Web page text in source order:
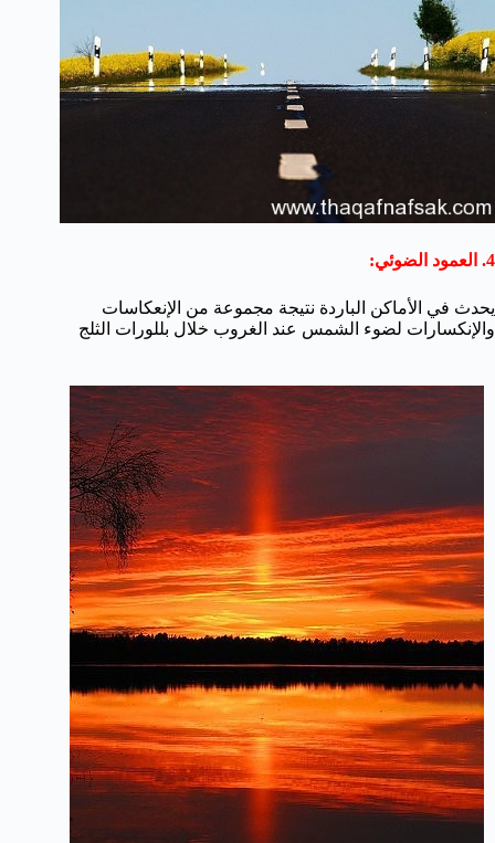
4. العمود الضوئي:
يحدث في الأماكن الباردة نتيجة مجموعة من الإنعكاسات
والإنكسارات لضوء الشمس عند الغروب خلال بللورات الثلج